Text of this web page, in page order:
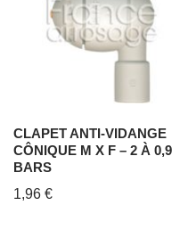
CLAPET ANTI-VIDANGE
CÔNIQUE M X F – 2 À 0,9
BARS
1,96 €